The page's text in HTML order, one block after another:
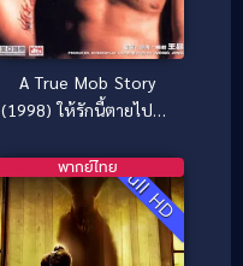
A True Mob Story
(1998) ให้รักนี้ตายไปกับ
Full HD
พากย์ไทย